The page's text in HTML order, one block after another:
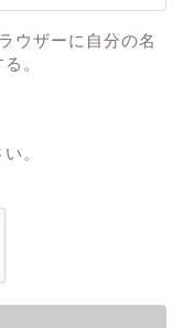
ウザーに自分の名
。
。